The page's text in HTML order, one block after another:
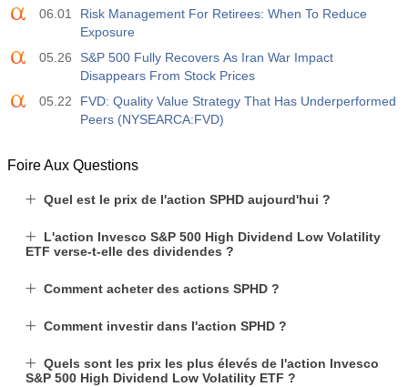
06.01
Risk Management For Retirees: When To Reduce
Exposure
05.26
S&P 500 Fully Recovers As Iran War Impact
Disappears From Stock Prices
05.22
FVD: Quality Value Strategy That Has Underperformed
Peers (NYSEARCA:FVD)
Foire Aux Questions
Quel est le prix de l'action SPHD aujourd'hui ?
L'action Invesco S&P 500 High Dividend Low Volatility
ETF verse-t-elle des dividendes ?
Comment acheter des actions SPHD ?
Comment investir dans l'action SPHD ?
Quels sont les prix les plus élevés de l'action Invesco
S&P 500 High Dividend Low Volatility ETF ?